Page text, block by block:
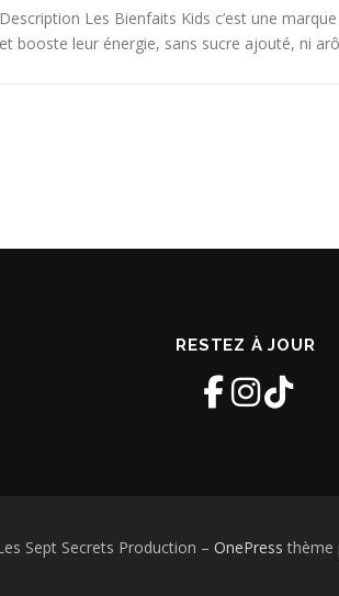
Description Les Bienfaits Kids c’est une
et booste leur énergie, sans sucre ajouté, ni
RESTEZ À JOUR
Sept Secrets Production – OnePress thème